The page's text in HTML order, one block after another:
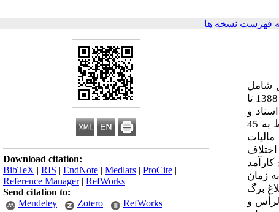
فهرست نسخه ها
Download citation:
BibTeX | RIS | EndNote | Medlars | ProCite |
Reference Manager| RefWorks
Send citation to:
Mendeley
Zotero RefWorks
شامل
اطلاعات پرونده­های مالیاتی گروه اشخاص حقوقی فعال در بخش تولید اداره کل امور مالیاتی استان مازندران است که طی سال­های 1388 تا
و
مدارک مذکور مالیات قطعی آنها تعیین گردیده و به مرحله وصول رسیده است که مجموعاً شامل 225 سال -پرونده مالیاتی مربوط به 45
زمان
برگ
و